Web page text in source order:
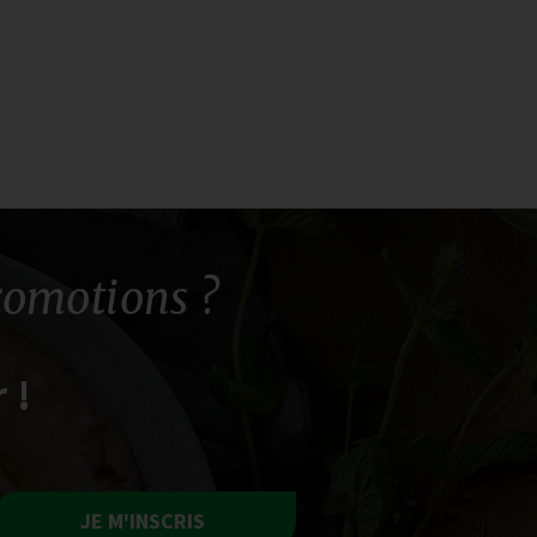
?
!
JE M'INSCRIS